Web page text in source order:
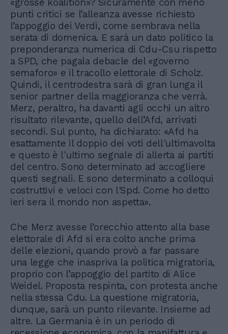
«grosse koalition»? Sicuramente con meno
punti critici se l’alleanza avesse richiesto
l’appoggio dei Verdi, come sembrava nella
serata di domenica. E sarà un dato politico la
preponderanza numerica di Cdu-Csu rispetto
a SPD, che pagala debacle del «governo
semaforo» e il tracollo elettorale di Scholz.
Quindi, il centrodestra sarà di gran lunga il
senior partner della maggioranza che verrà.
Merz, peraltro, ha davanti agli occhi un altro
risultato rilevante, quello dell’Afd, arrivati
secondi. Sul punto, ha dichiarato: «Afd ha
esattamente il doppio dei voti dell'ultimavolta
e questo è l'ultimo segnale di allerta ai partiti
del centro. Sono determinato ad accogliere
questi segnali. E sono determinato a colloqui
costruttivi e veloci con l'Spd. Come ho detto
ieri sera il mondo non aspetta».
Che Merz avesse l’orecchio attento alla base
elettorale di Afd si era colto anche prima
delle elezioni, quando provò a far passare
una legge che inaspriva la politica migratoria,
proprio con l’appoggio del partito di Alice
Weidel. Proposta respinta, con protesta anche
nella stessa Cdu. La questione migratoria,
dunque, sarà un punto rilevante. Insieme ad
altre. La Germania è in un periodo di